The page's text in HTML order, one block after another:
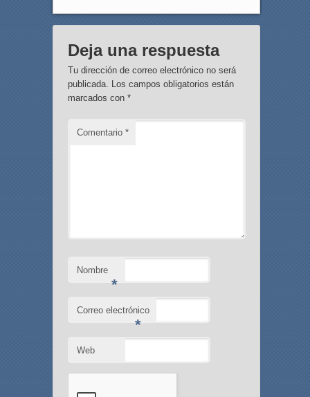
Deja una respuesta
Tu dirección de correo electrónico no será
publicada. Los campos obligatorios están
marcados con *
Comentario *
Nombre
*
Correo electrónico
*
Web